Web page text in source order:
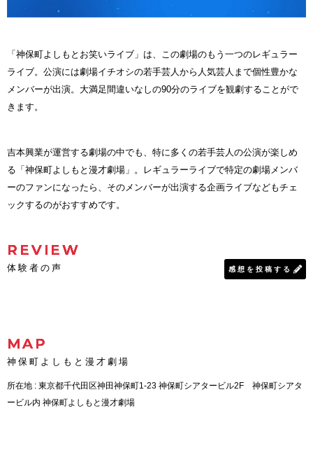
「神保町よしもとお笑いライブ」は、この劇場のもう一つのレギュラー
ライブ。公演には劇場イチオシの若手芸人から人気芸人まで個性豊かな
メンバーが出演。大満足間違いなしの90分のライブを観劇することがで
きます。
吉本興業が運営する劇場の中でも、特に多くの若手芸人の公演が楽しめ
る「神保町よしもと漫才劇場」。レギュラーライブで特定の劇場メンバ
ーのファンになったら、そのメンバーが出演する企画ライブなどもチェ
ックするのがおすすめです。
REVIEW
体験者の声 感想を投稿する
MAP
神保町よしもと漫才劇場
所在地 : 東京都千代田区神田神保町1-23 神保町シアタービル2F 神保町シアタ
ービル内 神保町よしもと漫才劇場